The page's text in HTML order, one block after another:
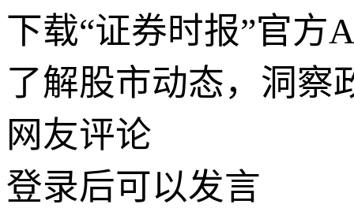
下载“证券时报”官方
了解股市动态，洞察
网友评论
登录后可以发言